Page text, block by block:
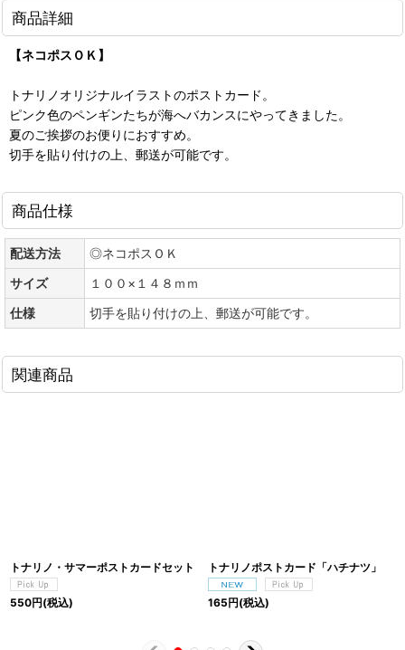
商品詳細
【ネコポスＯＫ】
トナリノオリジナルイラストのポストカード。
ピンク色のペンギンたちが海へバカンスにやってきました。
夏のご挨拶のお便りにおすすめ。
切手を貼り付けの上、郵送が可能です。
商品仕様
配送方法
◎ネコポスＯＫ
サイズ
１００×１４８ｍｍ
仕様
切手を貼り付けの上、郵送が可能です。
関連商品
トナリノ・サマーポストカードセット
550円(税込)
トナリノポストカード「ハチナツ」
165円(税込)